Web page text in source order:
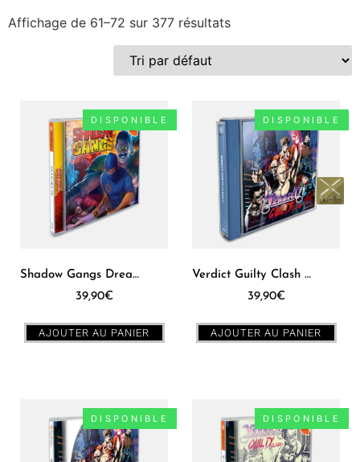
Collections
Genre
Affichage de 61–72 sur 377 résultats
DISPONIBLE
Shadow Gangs Dreamcast [JPN]
39,90€
AJOUTER AU PANIER
DISPONIBLE
Verdict Guilty Clash Dreamcast [PAL]
39,90€
AJOUTER AU PANIER
DISPONIBLE DISPONIBLE